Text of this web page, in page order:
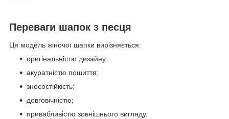
Переваги шапок з песця
Ця модель жіночої шапки вирізняється:
оригінальністю дизайну;
акуратністю пошиття;
зносостійкість;
довговічністю;
привабливістю зовнішнього вигляду.